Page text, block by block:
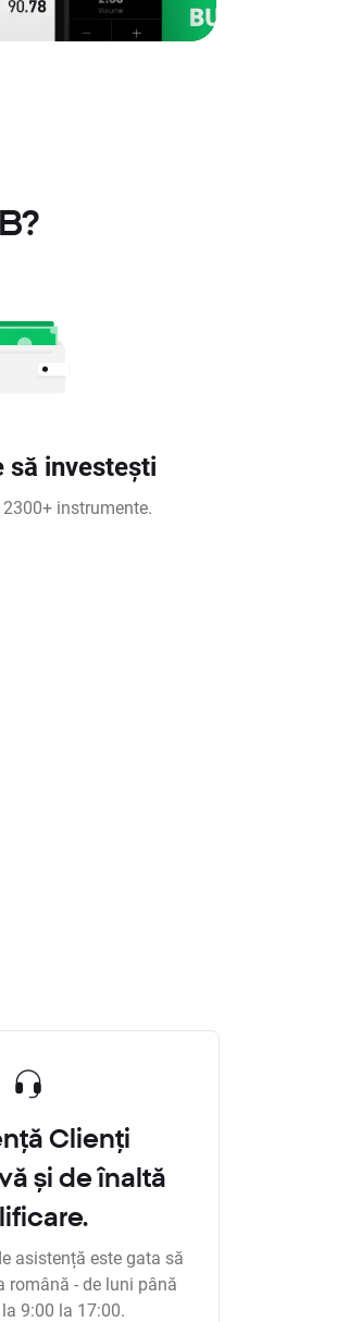
să investești
instrumente.
Clienți
și de înaltă
asistență este gata să
română - de luni până
9:00 la 17:00.